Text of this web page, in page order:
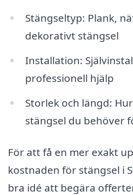
Stängseltyp: Plank,
dekorativt stängsel
Installation:
professionell hjälp
Storlek och längd:
stängsel du behöver
För att få en mer exakt
kostnaden för stängsel i
bra idé att begära